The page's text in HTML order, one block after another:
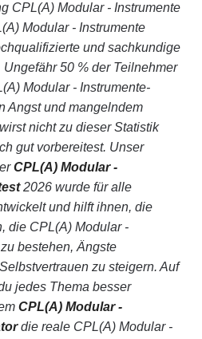
CPL(A) Modular - Instrumente
Modular - Instrumente
und sachkundige
50 % der Teilnehmer
Modular - Instrumente-
Angst und mangelndem
nicht zu dieser Statistik
gut vorbereitest. Unser
CPL(A) Modular -
2026 wurde für alle
und hilft ihnen, die
die CPL(A) Modular -
bestehen, Ängste
zu steigern. Auf
jedes Thema besser
CPL(A) Modular -
die reale CPL(A) Modular -